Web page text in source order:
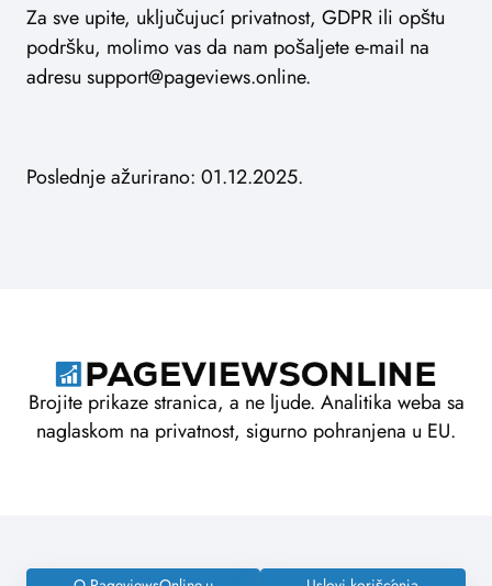
Za sve upite, uključujući privatnost, GDPR ili opštu
podršku, molimo vas da nam pošaljete e-mail na
adresu support@pageviews.online.
Poslednje ažurirano: 01.12.2025.
Brojite prikaze stranica, a ne ljude. Analitika weba sa
naglaskom na privatnost, sigurno pohranjena u EU.